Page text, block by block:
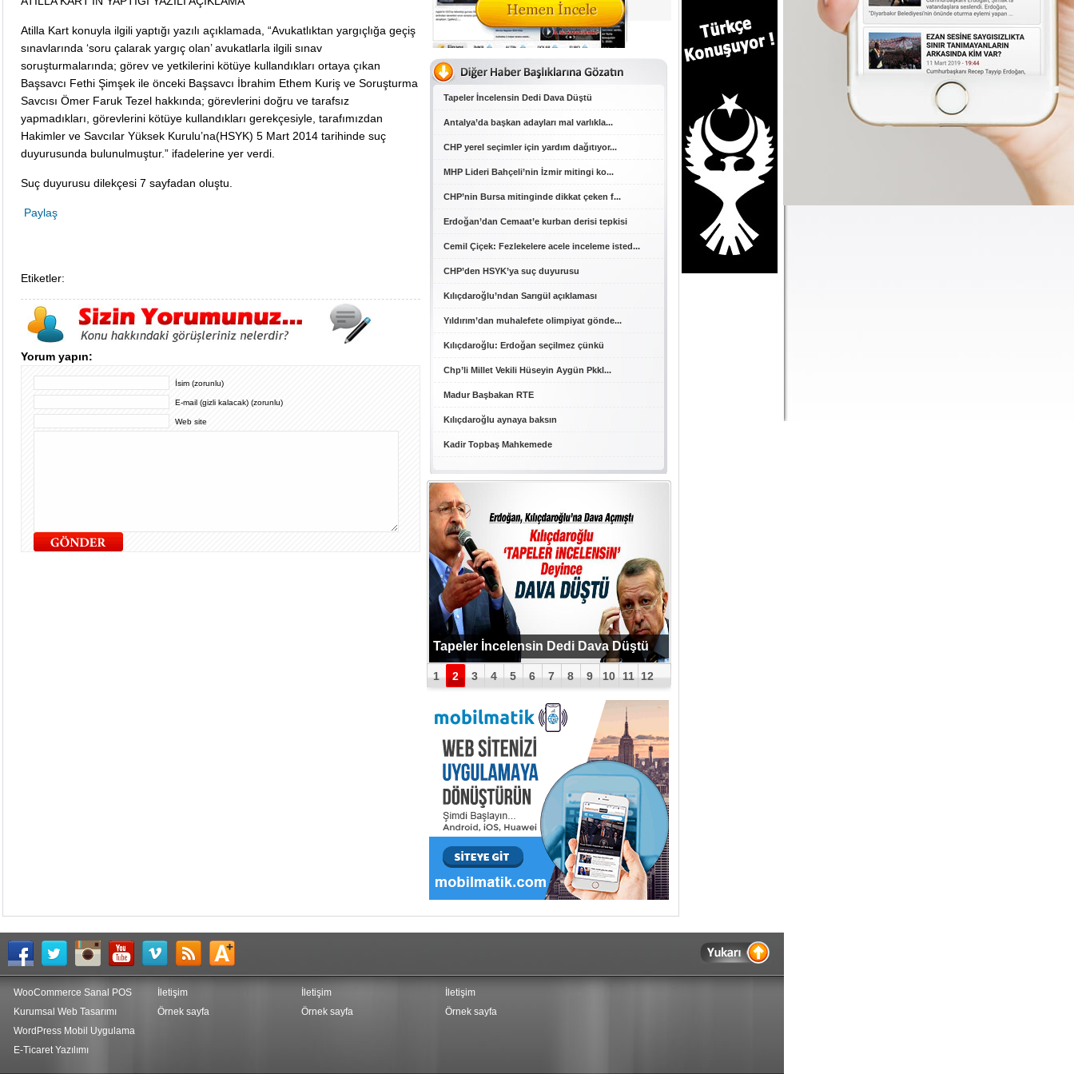
Atilla Kart konuyla ilgili yaptığı yazılı açıklamada, “Avukatlıktan yargıçlığa geçiş
sınavlarında ‘soru çalarak yargıç olan’ avukatlarla ilgili sınav
soruşturmalarında; görev ve yetkilerini kötüye kullandıkları ortaya çıkan
Başsavcı Fethi Şimşek ile önceki Başsavcı İbrahim Ethem Kuriş ve Soruşturma
Savcısı Ömer Faruk Tezel hakkında; görevlerini doğru ve tarafsız
yapmadıkları, görevlerini kötüye kullandıkları gerekçesiyle, tarafımızdan
Hakimler ve Savcılar Yüksek Kurulu’na(HSYK) 5 Mart 2014 tarihinde suç
duyurusunda bulunulmuştur.” ifadelerine yer verdi.
Suç duyurusu dilekçesi 7 sayfadan oluştu.
Paylaş
Etiketler:
Yorum yapın:
İsim (zorunlu)
E-mail (gizli kalacak) (zorunlu)
Web site
Tapeler İncelensin Dedi Dava Düştü
Antalya’da başkan adayları mal varlıkla...
CHP yerel seçimler için yardım dağıtıyor...
MHP Lideri Bahçeli’nin İzmir mitingi ko...
CHP’nin Bursa mitinginde dikkat çeken f...
Erdoğan’dan Cemaat’e kurban derisi tepkisi
Cemil Çiçek: Fezlekelere acele inceleme isted...
CHP’den HSYK’ya suç duyurusu
Kılıçdaroğlu’ndan Sarıgül açıklaması
Yıldırım’dan muhalefete olimpiyat gönde...
Kılıçdaroğlu: Erdoğan seçilmez çünkü
Chp’li Millet Vekili Hüseyin Aygün Pkkl...
Madur Başbakan RTE
Kılıçdaroğlu aynaya baksın
Kadir Topbaş Mahkemede
PUTİN BOMBAYI PATLATTI !
Tapeler İncelensin Dedi Dava Düştü
1 2 3 4 5 6 7 8 9 10 11 12
WooCommerce Sanal POS
Kurumsal Web Tasarımı
WordPress Mobil Uygulama
E-Ticaret Yazılımı
İletişim
Örnek sayfa
İletişim
Örnek sayfa
İletişim
Örnek sayfa